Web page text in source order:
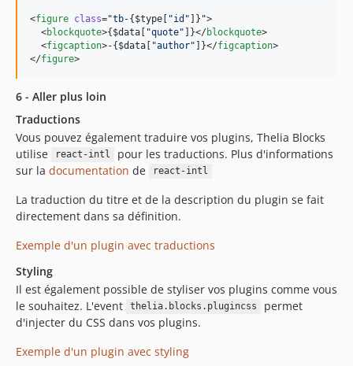
<figure class="tb-{$type [ "id " ] } ">
  <
blockquote>{$data [ "quote" ] }</blockquote>
  <
figcaption>-{$data [ "author" ] }</figcaption>
</figure>
6 - Aller plus loin
Traductions
Vous pouvez également traduire vos plugins, Thelia Blocks
utilise
react-intl
pour les traductions. Plus d'informations
sur la documentation de react-intl
La traduction du titre et de la description du plugin se fait
directement dans sa définition.
Exemple d'un plugin avec traductions
Styling
Il est également possible de styliser vos plugins comme vous
le souhaitez. L'event
thelia.blocks.plugincss
permet
d'injecter du CSS dans vos plugins.
Exemple d'un plugin avec styling